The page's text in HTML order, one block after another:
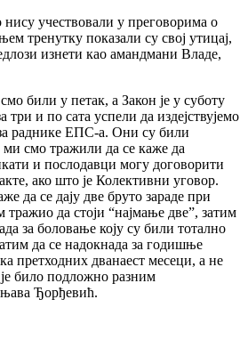
учествовали у преговорима о
тренутку показали су своj утицаj,
изнети као амандмани Владе,
били у петак, а Закон jе у суботу
и по сата успели да издеjствуjемо
раднике ЕПС-а. Они су били
смо тражили да се каже да
и послодавци могу договорити
ако што jе Колективни уговор.
да се даjу две бруто зараде при
тражио да стоjи “наjмање две”, затим
за боловање коjу су били тотално
да се надокнада за годишње
претходних дванаест месеци, а не
било подложно разним
Ђорђевић.